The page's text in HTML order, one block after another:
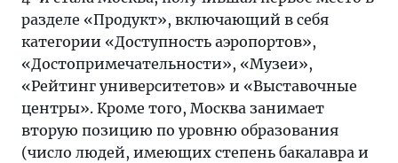
разделе «Продукт», включающий в себя
категории «Доступность аэропортов»,
«Достопримечательности», «Музеи»,
«Рейтинг университетов» и «Выставочные
центры». Кроме того, Москва занимает
вторую позицию по уровню образования
(число людей, имеющих степень бакалавра и